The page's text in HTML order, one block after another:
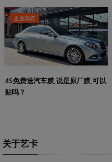
企业动态
4S免费送汽车膜,说是原厂膜,可以
贴吗？
关于艺卡